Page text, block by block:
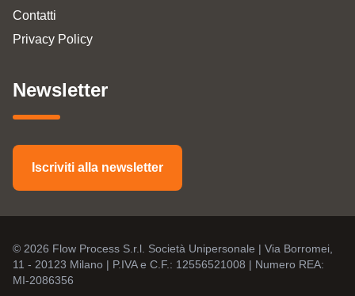
Contatti
Privacy Policy
Newsletter
Iscriviti alla newsletter
© 2026 Flow Process S.r.l. Società Unipersonale | Via Borromei,
11 - 20123 Milano | P.IVA e C.F.: 12556521008 | Numero REA:
MI-2086356